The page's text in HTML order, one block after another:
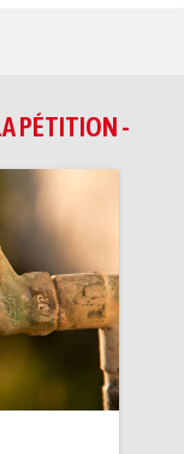
PÉTITION -